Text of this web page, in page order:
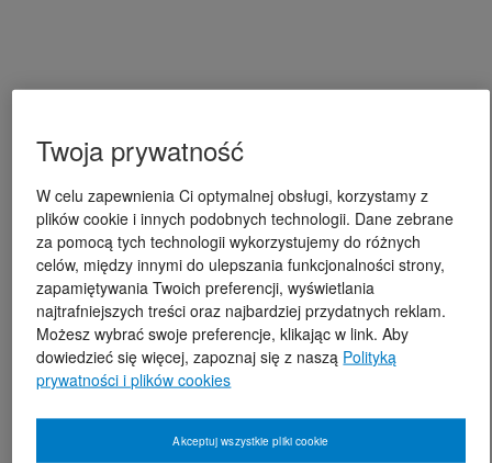
Twoja prywatność
W celu zapewnienia Ci optymalnej obsługi, korzystamy z
plików cookie i innych podobnych technologii. Dane zebrane
za pomocą tych technologii wykorzystujemy do różnych
celów, między innymi do ulepszania funkcjonalności strony,
zapamiętywania Twoich preferencji, wyświetlania
najtrafniejszych treści oraz najbardziej przydatnych reklam.
Możesz wybrać swoje preferencje, klikając w link. Aby
dowiedzieć się więcej, zapoznaj się z naszą Polityką
prywatności i plików cookies
Akceptuj wszystkie pliki cookie